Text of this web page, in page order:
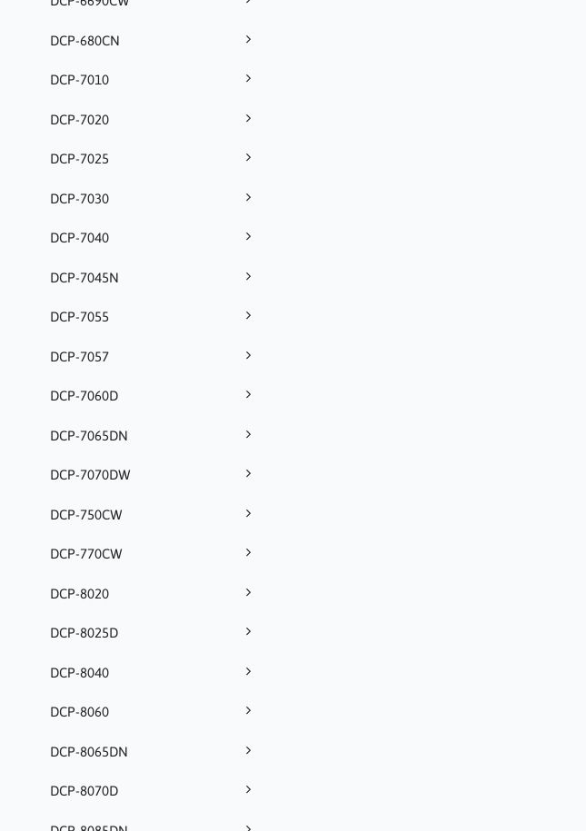
DCP-680CN
DCP-7010
DCP-7020
DCP-7025
DCP-7030
DCP-7040
DCP-7045N
DCP-7055
DCP-7057
DCP-7060D
DCP-7065DN
DCP-7070DW
DCP-750CW
DCP-770CW
DCP-8020
DCP-8025D
DCP-8040
DCP-8060
DCP-8065DN
DCP-8070D